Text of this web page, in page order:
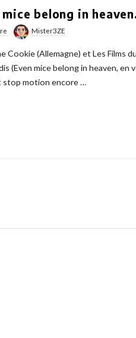
belong in
Mister3ZE
Cookie (Allemagne) et Les Films
(Even mice belong in heaven, en
stop motion encore…